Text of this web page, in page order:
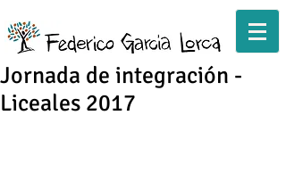
Jornada de integración -
Liceales 2017